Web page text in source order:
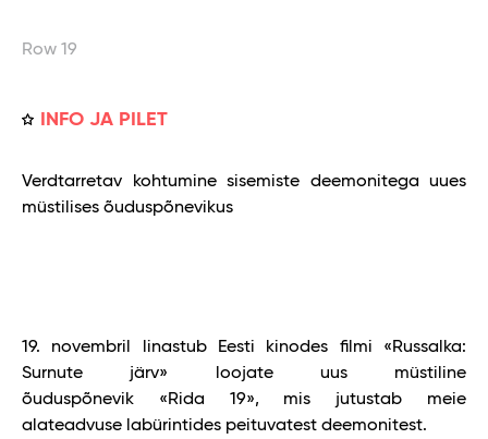
Row 19
INFO JA PILET
Verdtarretav kohtumine sisemiste deemonitega uues
müstilises õuduspõnevikus
19. novembril linastub Eesti kinodes filmi «Russalka:
Surnute järv» loojate uus müstiline
õuduspõnevik «Rida 19», mis jutustab meie
alateadvuse labürintides peituvatest deemonitest.